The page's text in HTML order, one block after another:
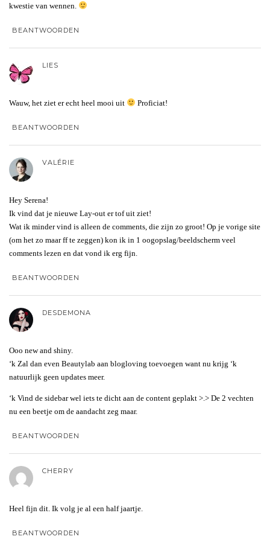
kwestie van wennen.
BEANTWOORDEN
LIES
Wauw, het ziet er echt heel mooi uit Proficiat!
BEANTWOORDEN
VALÉRIE
Hey Serena!
Ik vind dat je nieuwe Lay-out er tof uit ziet!
Wat ik minder vind is alleen de comments, die zijn zo groot! Op je vorige site
(om het zo maar ff te zeggen) kon ik in 1 oogopslag/beeldscherm veel
comments lezen en dat vond ik erg fijn.
BEANTWOORDEN
DESDEMONA
Ooo new and shiny.
‘k Zal dan even Beautylab aan blogloving toevoegen want nu krijg ‘k
natuurlijk geen updates meer.
‘k Vind de sidebar wel iets te dicht aan de content geplakt >.> De 2 vechten
nu een beetje om de aandacht zeg maar.
BEANTWOORDEN
CHERRY
Heel fijn dit. Ik volg je al een half jaartje.
BEANTWOORDEN